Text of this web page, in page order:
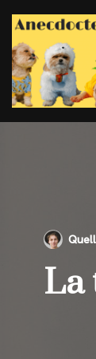
Skip
to
content
La